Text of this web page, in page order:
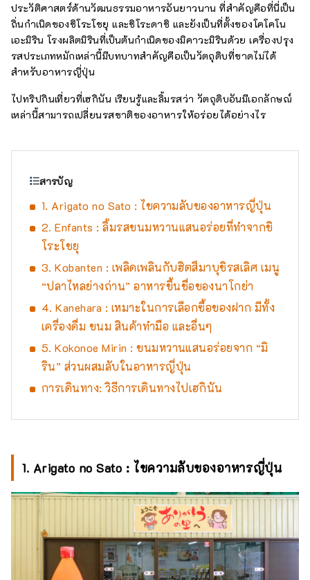
ประวัติศาสตร์ด้านวัฒนธรรมอาหารอันยาวนาน ที่สำคัญคือที่นี่เป็น
ถิ่นกำเนิดของชิโระโชยุ และชิโระดาชิ และยังเป็นที่ตั้งของโคโคโน
เอะมิริน โรงผลิตมิรินที่เป็นต้นกำเนิดของมิคาวะมิรินด้วย เครื่องปรุง
รสประเภทหมักเหล่านี้มีบทบาทสำคัญคือเป็นวัตถุดิบที่ขาดไม่ได้
สำหรับอาหารญี่ปุ่น
ไปทริปกินเที่ยวที่เฮกินัน เรียนรู้และลิ้มรสว่า วัตถุดิบอันมีเอกลักษณ์
เหล่านี้สามารถเปลี่ยนรสชาติของอาหารให้อร่อยได้อย่างไร
สารบัญ
1. Arigato no Sato : ไขความลับของอาหารญี่ปุ่น
2. Enfants : ลิ้มรสขนมหวานแสนอร่อยที่ทำจากชิ
โระโชยุ
3. Kobanten : เพลิดเพลินกับฮิตสึมาบุชิรสเลิศ เมนู
“ปลาไหลย่างถ่าน” อาหารขึ้นชื่อของนาโกย่า
4. Kanehara : เหมาะในการเลือกซื้อของฝาก มีทั้ง
เครื่องดื่ม ขนม สินค้าทำมือ และอื่นๆ
5. Kokonoe Mirin : ขนมหวานแสนอร่อยจาก “มิ
ริน” ส่วนผสมลับในอาหารญี่ปุ่น
การเดินทาง: วิธีการเดินทางไปเฮกินัน
1. Arigato no Sato : ไขความลับของอาหารญี่ปุ่น